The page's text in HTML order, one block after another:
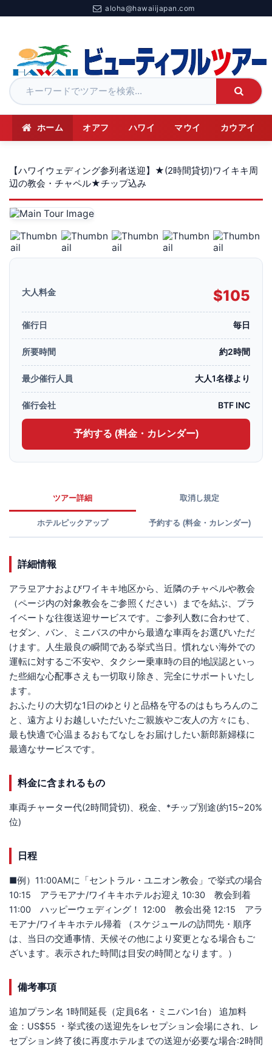
aloha@hawaiijapan.com
ホーム オアフ ハワイ マウイ カウアイ
【ハワイウェディング参列者送迎】★(2時間貸切)ワイキキ周
辺の教会・チャペル★チップ込み
大人料金 $105
催行日 毎日
所要時間 約2時間
最少催行人員 大人1名様より
催行会社 BTF INC
予約する (料金・カレンダー)
ツアー詳細 取消し規定
ホテルピックアップ 予約する (料金・カレンダー)
詳細情報
アラ모アナおよびワイキキ地区から、近隣のチャペルや教会
（ページ内の対象教会をご参照ください）までを結ぶ、プラ
イベートな往復送迎サービスです。ご参列人数に合わせて、
セダン、バン、ミニバスの中から最適な車両をお選びいただ
けます。人生最良の瞬間である挙式当日。慣れない海外での
運転に対するご不安や、タクシー乗車時の目的地誤認といっ
た些細な心配事さえも一切取り除き、完全にサポートいたし
ます。
おふたりの大切な1日のゆとりと品格を守るのはもちろんのこ
と、遠方よりお越しいただいたご親族やご友人の方々にも、
最も快適で心温まるおもてなしをお届けしたい新郎新婦様に
最適なサービスです。
料金に含まれるもの
車両チャーター代(2時間貸切)、税金、*チップ別途(約15~20%
位)
日程
■例）11:00AMに「セントラル・ユニオン教会」で挙式の場合
10:15 アラモアナ/ワイキキホテルお迎え 10:30 教会到着
11:00 ハッピーウェディング！ 12:00 教会出発 12:15 アラ
モアナ/ワイキキホテル帰着 （スケジュールの訪問先・順序
は、当日の交通事情、天候その他により変更となる場合もご
ざいます。表示された時間は目安の時間となります。）
備考事項
追加プラン名 1時間延長（定員6名・ミニバン1台） 追加料
金：US$55 ・挙式後の送迎先をレセプション会場にされ、レ
セプション終了後に再度ホテルまでの送迎が必要な場合:2時間